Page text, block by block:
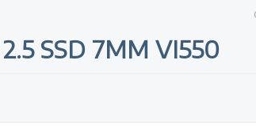
SSD 7MM VI550